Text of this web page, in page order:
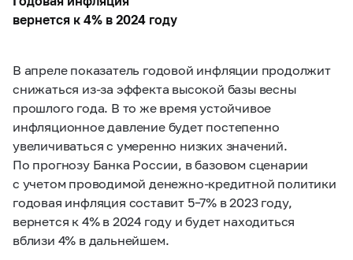
вернется к 4% в 2024 году
В апреле показатель годовой инфляции продолжит
снижаться из-за эффекта высокой базы весны
прошлого года. В то же время устойчивое
инфляционное давление будет постепенно
увеличиваться с умеренно низких значений.
По прогнозу Банка России, в базовом сценарии
с учетом проводимой денежно-кредитной политики
годовая инфляция составит 5–7% в 2023 году,
вернется к 4% в 2024 году и будет находиться
вблизи 4% в дальнейшем.